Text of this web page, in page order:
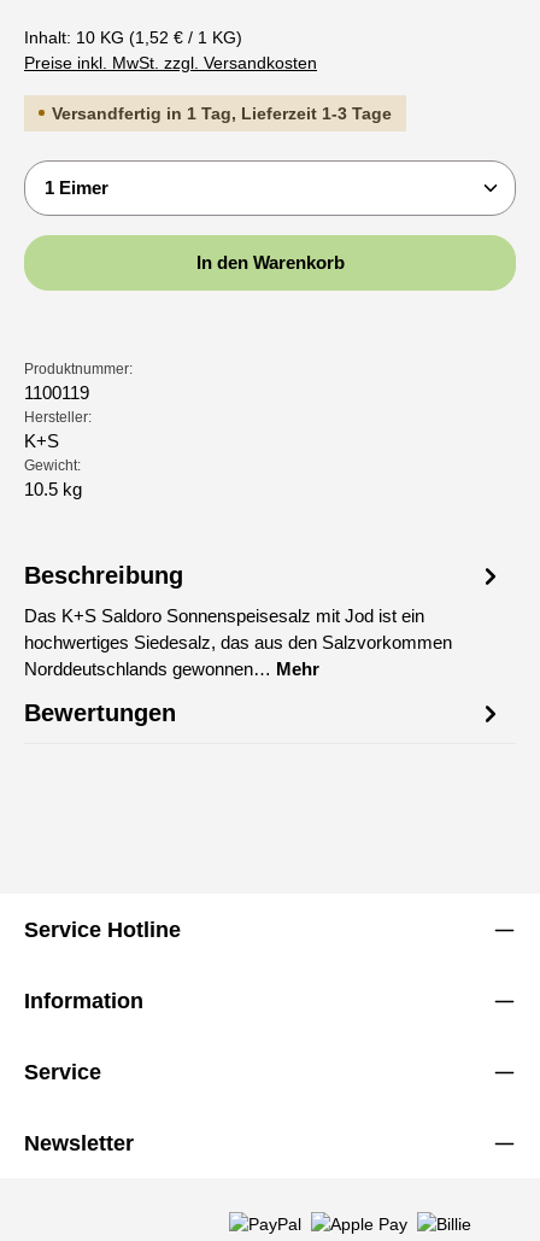
Inhalt: 10 KG (1,52 € / 1 KG)
Preise inkl. MwSt. zzgl. Versandkosten
Versandfertig in 1 Tag, Lieferzeit 1-3 Tage
Produkt Anzahl: Gib den gewünschten Wert ein
In den Warenkorb
Produktnummer:
1100119
Hersteller:
K+S
Gewicht:
10.5 kg
Beschreibung
Das K+S Saldoro Sonnenspeisesalz mit Jod ist ein
hochwertiges Siedesalz, das aus den Salzvorkommen
Norddeutschlands gewonnen… Mehr
Bewertungen
Service Hotline
Information
Service
Newsletter